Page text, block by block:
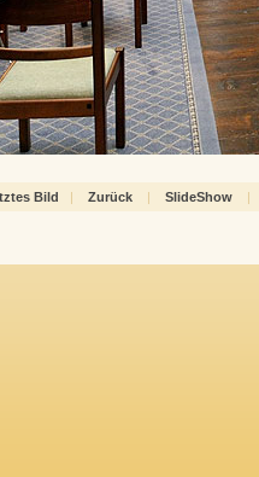
Bild | Zurück | SlideShow |